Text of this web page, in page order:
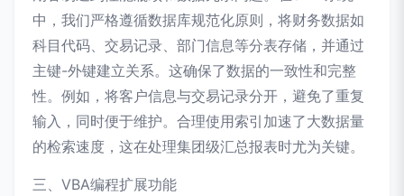
中，我们严格遵循数据库规范化原则，将财务数据如
科目代码、交易记录、部门信息等分表存储，并通过
主键-外键建立关系。这确保了数据的一致性和完整
性。例如，将客户信息与交易记录分开，避免了重复
输入，同时便于维护。合理使用索引加速了大数据量
的检索速度，这在处理集团级汇总报表时尤为关键。
三、VBA编程扩展功能